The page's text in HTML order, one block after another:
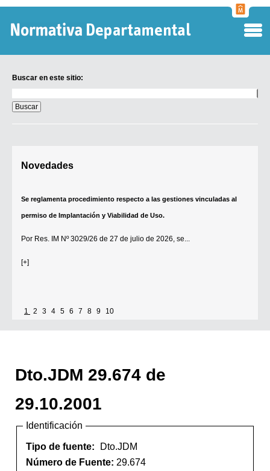
Buscar en este sitio:
en
este
sitio:
Novedades
Se reglamenta procedimiento respecto a las gestiones vinculadas al
permiso de Implantación y Viabilidad de Uso.
Por Res. IM Nº 3029/26 de 27 de julio de 2026, se...
[+]
1 2 3 4 5 6 7 8 9 10
Dto.JDM 29.674 de
29.10.2001
Identificación
Tipo de fuente:
Dto.JDM
Número de Fuente: 29.674